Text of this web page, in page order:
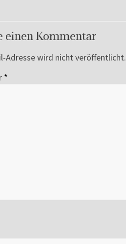
einen Kommentar
Adresse wird nicht veröffentlicht.
*